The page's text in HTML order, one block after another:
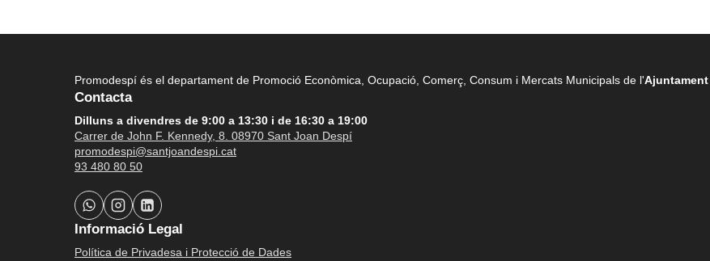
Promodespí és el departament de Promoció Econòmica, Ocupació, Comerç, Consum i Mercats Municipals de l'
Contacta
Dilluns a divendres de 9:00 a 13:30 i de 16:30 a 19:00
Carrer de John F. Kennedy, 8. 08970 Sant Joan Despí
promodespi@santjoandespi.cat
93 480 80 50
Informació Legal
Política de Privadesa i Protecció de Dades